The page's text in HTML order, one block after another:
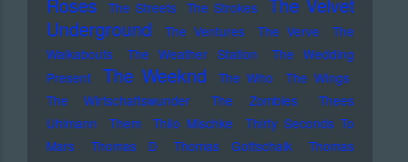
Roses
The Streets The Strokes
The Velvet
Underground
The Ventures The Verve
The
Walkabouts
The Weather Station
The Wedding
Present
The Weeknd The Who
The Wings
The Wirtschaftswunder
The Zombies
Thees
Uhlmann
Them Thilo Mischke
Thirty Seconds To
Mars
Thomas D Thomas Gottschalk
Thomas